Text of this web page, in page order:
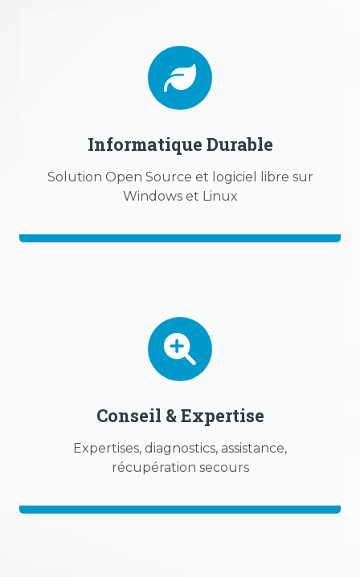
Informatique Durable
Solution Open Source et logiciel libre sur
Windows et Linux
Conseil & Expertise
Expertises, diagnostics, assistance,
récupération secours